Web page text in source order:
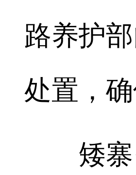
路养护
处置，
矮寨·